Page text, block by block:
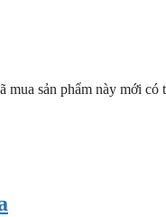
sản phẩm này mới có